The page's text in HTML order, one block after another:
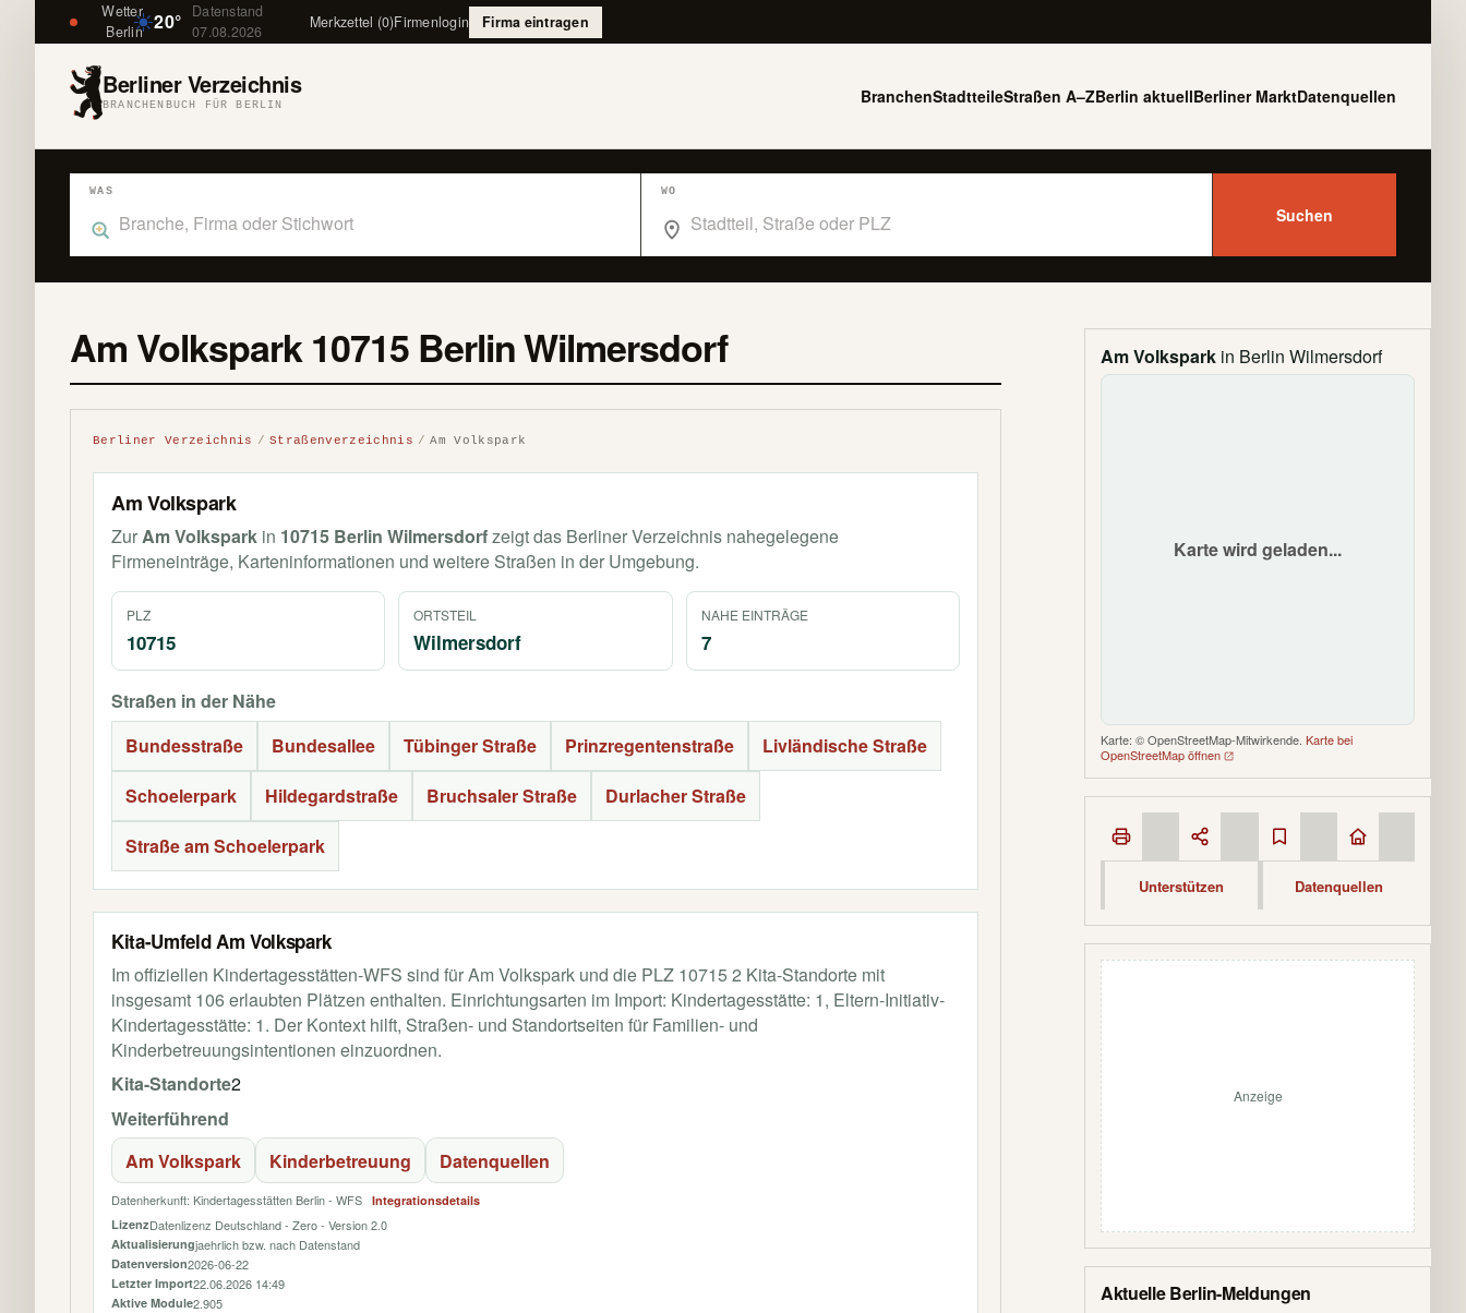
Wetter
Berlin 20°
Datenstand
07.08.2026
Merkzettel (0)Firmenlogin Firma eintragen
Berliner Verzeichnis
BRANCHENBUCH FÜR BERLIN BranchenStadtteileStraßen A–ZBerlin aktuellBerliner MarktDatenquellen
WAS WO
Suchen
Am Volkspark in Berlin Wilmersdorf
Karte wird geladen...
Karte: © OpenStreetMap-Mitwirkende. Karte bei
OpenStreetMap öffnen
Unterstützen Datenquellen
Anzeige
Aktuelle Berlin-Meldungen
Am Volkspark 10715 Berlin Wilmersdorf
Berliner Verzeichnis Straßenverzeichnis Am Volkspark
Am Volkspark
ZurAm Volkspark in 10715 Berlin Wilmersdorfzeigt das Berliner Verzeichnis nahegelegene
Firmeneinträge, Karteninformationen und weitere Straßen in der Umgebung.
PLZ
10715
ORTSTEIL
Wilmersdorf
NAHE EINTRÄGE
7
Straßen in der Nähe
Bundesstraße
Bundesallee Tübinger Straße Prinzregentenstraße
Livländische Straße
Schoelerpark
Hildegardstraße Bruchsaler Straße
Durlacher Straße
Straße am Schoelerpark
Kita-Umfeld Am Volkspark
Im offiziellen Kindertagesstätten-WFS sind für Am Volkspark und die PLZ 10715 2 Kita-Standorte mit
insgesamt 106 erlaubten Plätzen enthalten. Einrichtungsarten im Import: Kindertagesstätte: 1, Eltern-Initiativ-
Kindertagesstätte: 1. Der Kontext hilft, Straßen- und Standortseiten für Familien- und
Kinderbetreuungsintentionen einzuordnen.
Kita-Standorte2
Weiterführend
Am Volkspark
Kinderbetreuung Datenquellen
Datenherkunft: Kindertagesstätten Berlin - WFS Integrationsdetails
LizenzDatenlizenz Deutschland - Zero - Version 2.0
Aktualisierungjaehrlich bzw. nach Datenstand
Datenversion2026-06-22
Letzter Import22.06.2026 14:49
Aktive Module2.905